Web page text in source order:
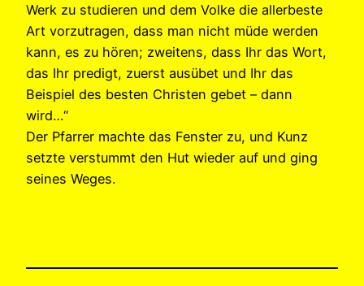
Werk zu studieren und dem Volke die allerbeste
Art vorzutragen, dass man nicht müde werden
kann, es zu hören; zweitens, dass Ihr das Wort,
das Ihr predigt, zuerst ausübet und Ihr das
Beispiel des besten Christen gebet – dann
wird…“
Der Pfarrer machte das Fenster zu, und Kunz
setzte verstummt den Hut wieder auf und ging
seines Weges.